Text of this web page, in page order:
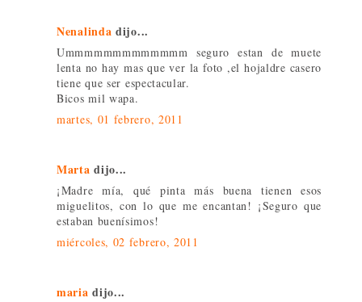
Nenalinda dijo...
Ummmmmmmmmmmmm seguro estan de muete
lenta no hay mas que ver la foto ,el hojaldre casero
tiene que ser espectacular.
Bicos mil wapa.
martes, 01 febrero, 2011
Marta dijo...
¡Madre mía, qué pinta más buena tienen esos
miguelitos, con lo que me encantan! ¡Seguro que
estaban buenísimos!
miércoles, 02 febrero, 2011
maria dijo...